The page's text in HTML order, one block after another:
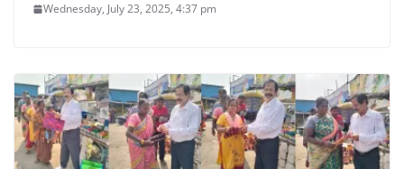
Wednesday, July 23, 2025, 4:37 pm